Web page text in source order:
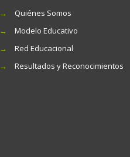
→
Quiénes Somos
→
Modelo Educativo
→
Red Educacional
→
Resultados y Reconocimientos